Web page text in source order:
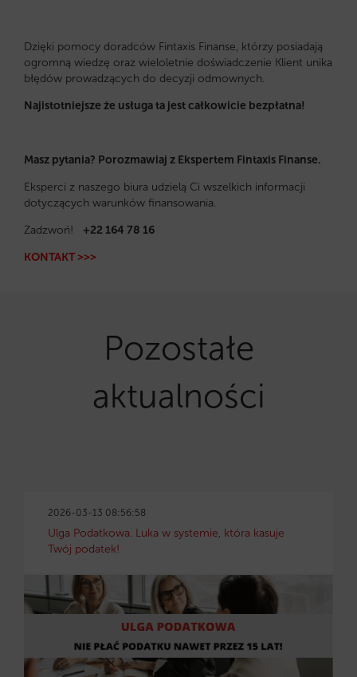
Dzięki pomocy doradców Fintaxis Finanse, którzy posiadają
ogromną wiedzę oraz wieloletnie doświadczenie Klient unika
błędów prowadzących do decyzji odmownych.
Najistotniejsze że usługa ta jest całkowicie bezpłatna!
Masz pytania? Porozmawiaj z Ekspertem Fintaxis Finanse.
Eksperci z naszego biura udzielą Ci wszelkich informacji
dotyczących warunków finansowania.
Zadzwoń! +22 164 78 16
KONTAKT >>>
Pozostałe
aktualności
2026-03-13 08:56:58
Ulga Podatkowa. Luka w systemie, która kasuje
Twój podatek!